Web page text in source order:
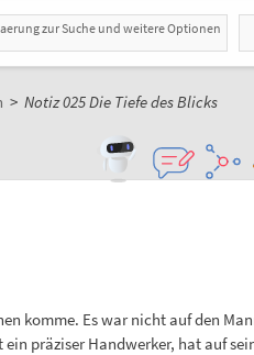
zur Suche und weitere Optionen
> Notiz 025 Die Tiefe des Blicks
komme. Es war nicht auf den
präziser Handwerker, hat auf